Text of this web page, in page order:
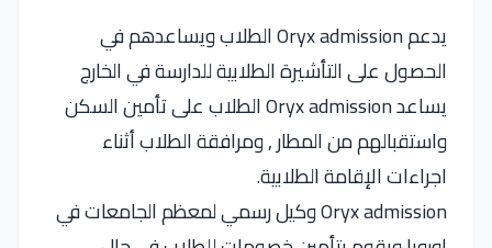
يدعم Oryx admission الطلاب ويساعدهم في
الحصول على التأشيرة الطلابية للدارسة في الخارج
يساعد Oryx admission الطلاب على تأمين السكن
واستقبالهم من المطار , ومرافقة الطلاب أثناء
اجراءات الإقامة الطلابية.
Oryx admission وكيل رسمي لمعظم الجامعات في